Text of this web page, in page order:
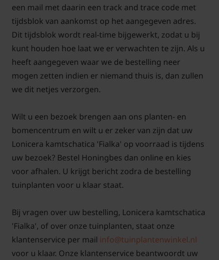
een mail met daarin een track and trace code met
tijdsblok van aankomst op het aangegeven adres.
Dit tijdsblok wordt real-time bijgewerkt, zodat u bij
kunt houden hoe laat we er verwachten te zijn. Als u
heeft aangegeven waar we de bestelling neer
mogen zetten indien er niemand thuis is, dan zullen
we dit netjes verzorgen.
Wilt u een bezoek brengen aan ons planten- en
bomencentrum en wilt u er zeker van zijn dat uw
Lonicera kamtschatica 'Fialka' op voorraad is tijdens
uw bezoek? Bestel Honingbes dan online en kies
voor afhalen. U krijgt bericht zodra de bestelling
tuinplanten voor u klaar staat.
Bij vragen over uw bestelling, Lonicera kamtschatica
'Fialka', of over onze tuinplanten, staat onze
klantenservice per mail info@tuinplantenwinkel.nl
voor u klaar. Onze klantenservice beantwoordt uw